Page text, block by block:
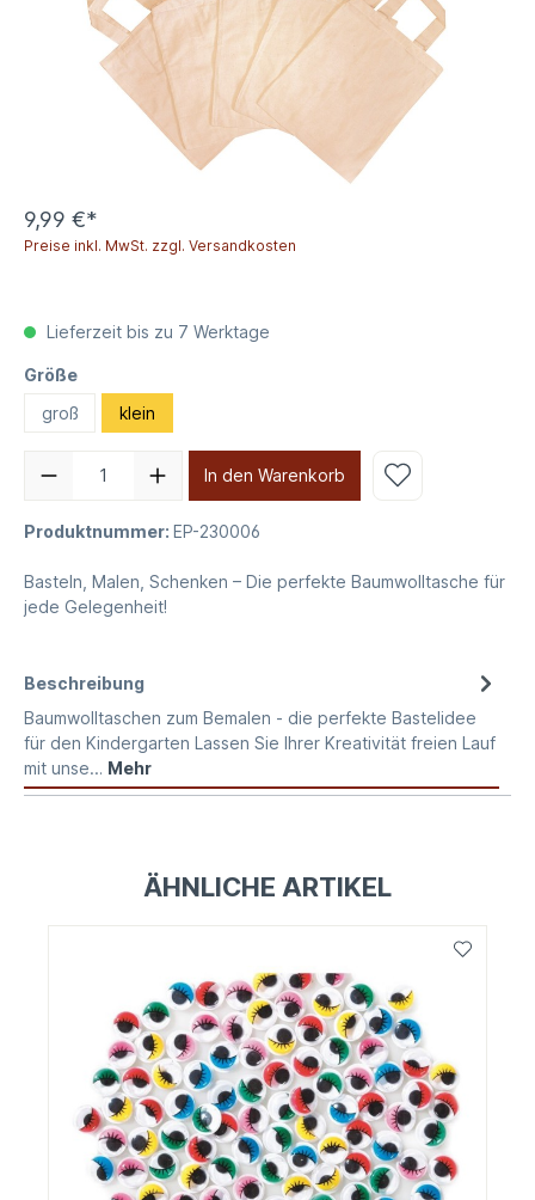
9,99 €*
Preise inkl. MwSt. zzgl. Versandkosten
Lieferzeit bis zu 7 Werktage
Größe
groß
klein
In den Warenkorb
Produktnummer: EP-230006
Basteln, Malen, Schenken – Die perfekte Baumwolltasche für
jede Gelegenheit!
Beschreibung
Baumwolltaschen zum Bemalen - die perfekte Bastelidee
für den Kindergarten Lassen Sie Ihrer Kreativität freien Lauf
mit unse… Mehr
ÄHNLICHE ARTIKEL